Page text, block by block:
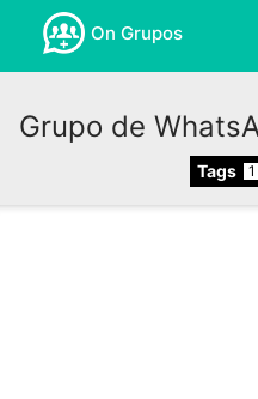
On Grupos
Grupo de
Tags 1